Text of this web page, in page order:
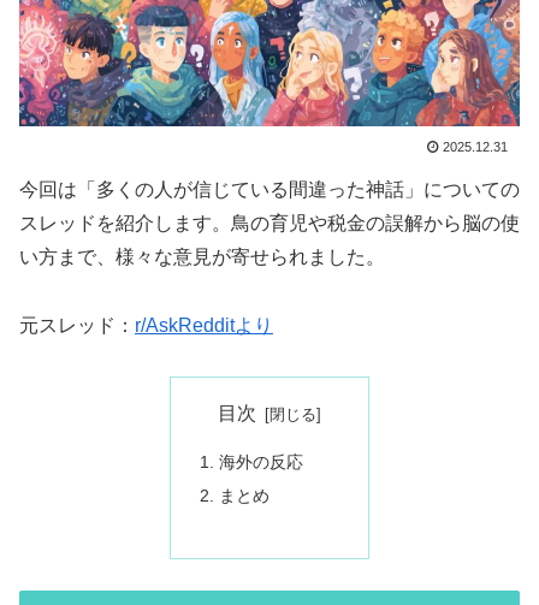
2025.12.31
今回は「多くの人が信じている間違った神話」についての
スレッドを紹介します。鳥の育児や税金の誤解から脳の使
い方まで、様々な意見が寄せられました。
元スレッド： r/AskRedditより
目次
海外の反応
まとめ